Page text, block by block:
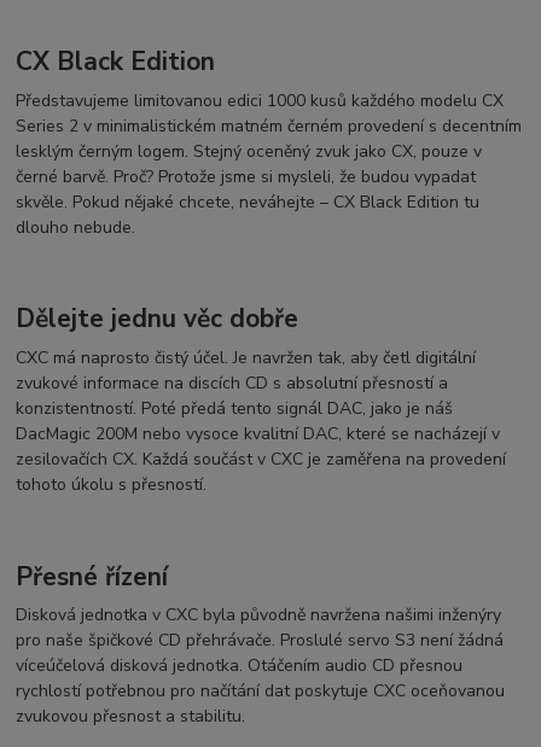
CX Black Edition
Představujeme limitovanou edici 1000 kusů každého modelu CX
Series 2 v minimalistickém matném černém provedení s decentním
lesklým černým logem. Stejný oceněný zvuk jako CX, pouze v
černé barvě. Proč? Protože jsme si mysleli, že budou vypadat
skvěle. Pokud nějaké chcete, neváhejte – CX Black Edition tu
dlouho nebude.
Dělejte jednu věc dobře
CXC má naprosto čistý účel. Je navržen tak, aby četl digitální
zvukové informace na discích CD s absolutní přesností a
konzistentností. Poté předá tento signál DAC, jako je náš
DacMagic 200M nebo vysoce kvalitní DAC, které se nacházejí v
zesilovačích CX. Každá součást v CXC je zaměřena na provedení
tohoto úkolu s přesností.
Přesné řízení
Disková jednotka v CXC byla původně navržena našimi inženýry
pro naše špičkové CD přehrávače. Proslulé servo S3 není žádná
víceúčelová disková jednotka. Otáčením audio CD přesnou
rychlostí potřebnou pro načítání dat poskytuje CXC oceňovanou
zvukovou přesnost a stabilitu.